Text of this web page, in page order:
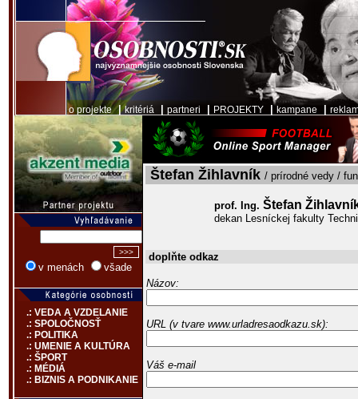
o projekte|kritériá partneri PROJEKTY kampane
v menách všade
.: VEDA A VZDELANIE
.: SPOLOČNOSŤ
.: POLITIKA
.: UMENIE A KULTÚRA
.: ŠPORT
.: MÉDIÁ
.: BIZNIS A PODNIKANIE
Štefan Žihlavník / prírodné vedy /
prof. Ing. Štefan
dekan Lesníckej fakulty
doplňte odkaz
Názov:
URL (v tvare www.urladresaodkazu.sk):
Váš e-mail